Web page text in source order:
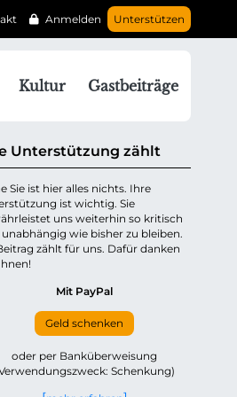
Unterstützen
Anmelden
Kultur Gastbeiträge
Unterstützung zählt
Sie ist hier alles nichts. Ihre
ist wichtig. Sie
uns weiterhin so kritisch
wie bisher zu bleiben.
zählt für uns. Dafür danken
Mit PayPal
Geld schenken
oder per Banküberweisung
Schenkung)